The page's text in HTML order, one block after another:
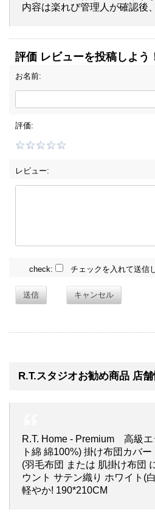
内容は楽れび管理人が確認後
評価 レビューを投稿しよう
お名前:
評価:
レビュー:
check: チェックを入れて送信
送信 キャンセル
R.T.スタジオお勧め商品 店
R.T. Home - Premium 高級
ト綿 綿100%) 掛け布団カバ
(羽毛布団 または 肌掛け布団
ウント サテン織り ホワイト(
軽やか! 190*210CM